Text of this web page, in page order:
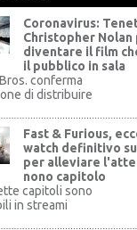
Coronavirus:
Christopher
diventare il film
il pubblico in sala
conferma
di distribuire
Fast & Furious,
watch definitivo
per alleviare
nono capitolo
capitoli sono
in streami